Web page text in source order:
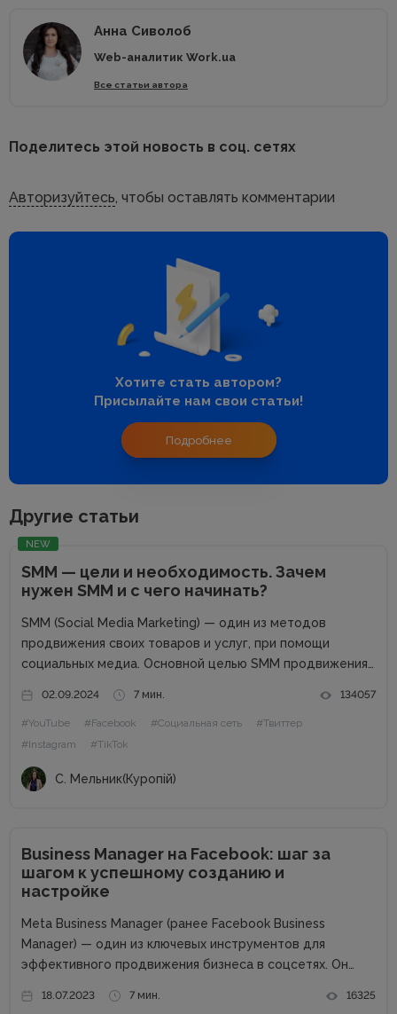
Анна Сиволоб
Web-аналитик Work.ua
Все статьи автора
Поделитесь этой новость в соц. сетях
Авторизуйтесь, чтобы оставлять комментарии
Хотите стать автором?
Присылайте нам свои статьи!
Подробнее
Другие статьи
NEW
SMM — цели и необходимость. Зачем
нужен SMM и с чего начинать?
SMM (Social Media Marketing) — один из методов
продвижения своих товаров и услуг, при помощи
социальных медиа. Основной целью SMM продвижения
большая заинтересованность к вашему продукту,
постоянная коммуникация с потенциальными и
02.09.2024 7 мин. 134057
#YouTube #Facebook #Социальная сеть
#Твиттер
#Instagram
#TikTok
С. Мельник(Куропій)
Business Manager на Facebook: шаг за
шагом к успешному созданию и
настройке
Meta Business Manager (ранее Facebook Business
Manager) — один из ключевых инструментов для
эффективного продвижения бизнеса в соцсетях. Он
помогает автоматизировать процессы и
18.07.2023 7 мин. 16325